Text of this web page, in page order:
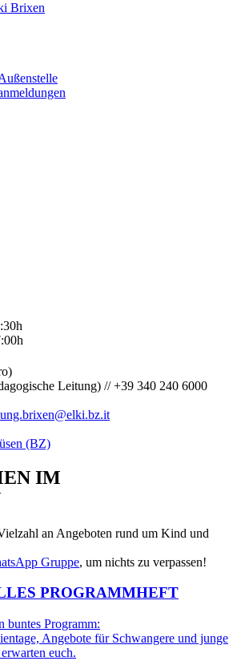
Brixen
Leitung) // +39 340 240 6000
(BZ)
IM
an Angeboten rund um Kind und
Gruppe, um nichts zu verpassen!
PROGRAMMHEFT
buntes Programm:
Angebote für Schwangere und junge
euch.